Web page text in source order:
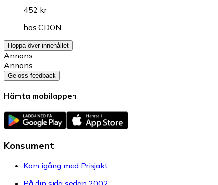
452 kr
hos CDON
Hoppa över innehållet
Annons
Annons
Ge oss feedback
Hämta mobilappen
Konsument
Kom igång med Prisjakt